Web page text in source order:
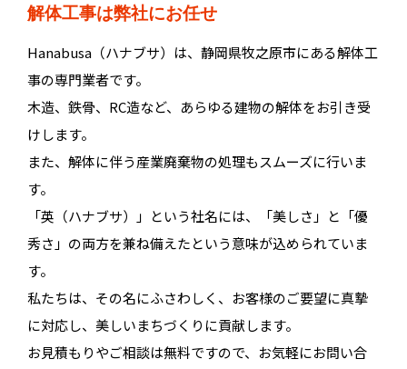
解体工事は弊社にお任せ
Hanabusa（ハナブサ）は、静岡県牧之原市にある解体工
事の専門業者です。
木造、鉄骨、RC造など、あらゆる建物の解体をお引き受
けします。
また、解体に伴う産業廃棄物の処理もスムーズに行いま
す。
「英（ハナブサ）」という社名には、「美しさ」と「優
秀さ」の両方を兼ね備えたという意味が込められていま
す。
私たちは、その名にふさわしく、お客様のご要望に真摯
に対応し、美しいまちづくりに貢献します。
お見積もりやご相談は無料ですので、お気軽にお問い合